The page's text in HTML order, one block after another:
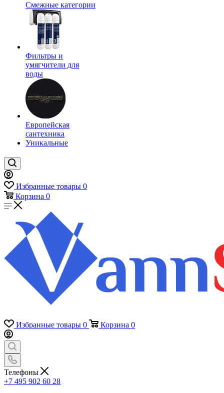
Смежные категории
Фильтры и
умягчители для
воды
Европейская
сантехника
Уникальные
Избранные товары 0
Корзина 0
Избранные товары 0 Корзина 0
Телефоны
+7 495 902 60 28